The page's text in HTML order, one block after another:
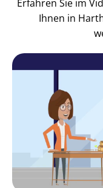
Erfahren Sie im
Ihnen in